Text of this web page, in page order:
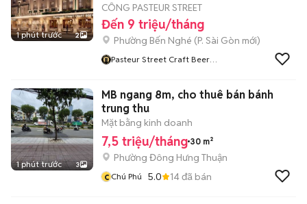
1 phút trước 2
CÔNG PASTEUR STREET
Đến 9 triệu/tháng
Phường Bến Nghé (P. Sài Gòn mới)
Pasteur Street Craft Beer
1 phút trước 3
MB ngang 8m, cho thuê bán bánh
trung thu
Mặt bằng kinh doanh
7,5 triệu/tháng 30 m²
Phường Đông Hưng Thuận
c Chú Phú 5.0 14đã bán